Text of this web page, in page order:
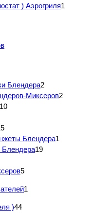
) Аэрогриля1
Блендера2
Миксеров2
10
Блендера1
Блендера19
5
1
)44